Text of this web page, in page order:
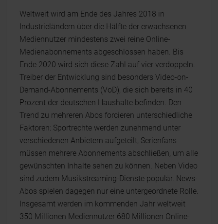
Weltweit wird am Ende des Jahres 2018 in
Industrieländern über die Hälfte der erwachsenen
Mediennutzer mindestens zwei reine Online-
Medienabonnements abgeschlossen haben. Bis
Ende 2020 wird sich diese Zahl auf vier verdoppeln.
Treiber der Entwicklung sind besonders Video-on-
Demand-Abonnements (VoD), die sich bereits in 40
Prozent der deutschen Haushalte befinden. Den
Trend zu mehreren Abos forcieren unterschiedliche
Faktoren: Sportrechte werden zunehmend unter
verschiedenen Anbietern aufgeteilt, Serienfans
müssen mehrere Abonnements abschließen, um alle
gewünschten Inhalte sehen zu können. Neben Video
sind zudem Musikstreaming-Dienste populär. News-
Abos spielen dagegen nur eine untergeordnete Rolle.
Insgesamt werden im kommenden Jahr weltweit
350 Millionen Mediennutzer 680 Millionen Online-